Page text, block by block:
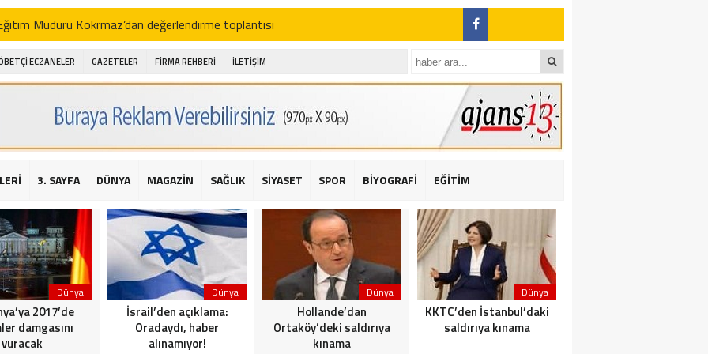
Müdürü Kokrmaz’dan değerlendirme toplantısı
Alibeyoğlu, Aile Destek Merkezini ziyaret etti
ıhlamur piyasalarda
şehitleri için bayraklı kayak gösterileri düzenlenecek
için yardım kermesi
2016 yılı değerlendirmesi
Sarıyer Çayırbaşı Cezayirli Hasan Paşa Camii’nde silahlı saldırı: 2 yaralı
Bahçeli’den Reina’ya düzenlenen terör saldırısına ilişkin açıklama
ECZANELER GAZETELER FİRMA REHBERİ İLETİŞİM
3. SAYFA DÜNYA MAGAZİN SAĞLIK SİYASET SPOR BİYOGRAFİ EĞİTİM
Dünya
2017’de
damgasını
vuracak
Dünya
İsrail’den açıklama:
Oradaydı, haber
alınamıyor!
Dünya
Hollande’dan
Ortaköy’deki saldırıya
kınama
Dünya
KKTC’den İstanbul’daki
saldırıya kınama